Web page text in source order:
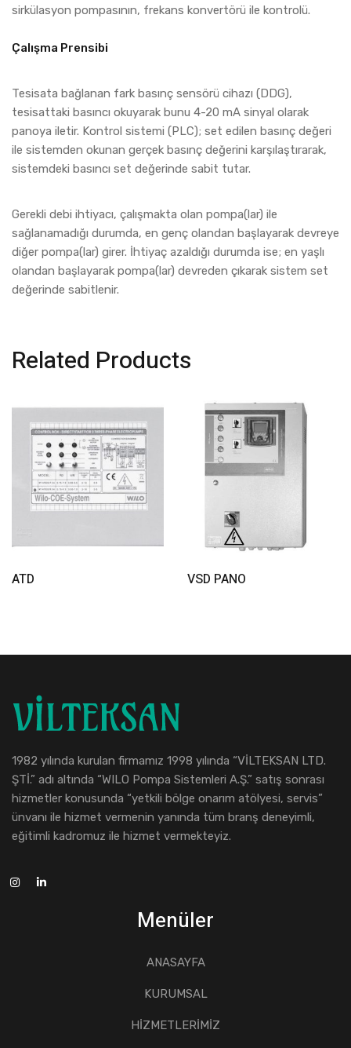
sirkülasyon pompasının, frekans konvertörü ile kontrolü.
Çalışma Prensibi
Tesisata bağlanan fark basınç sensörü cihazı (DDG),
tesisattaki basıncı okuyarak bunu 4-20 mA sinyal olarak
panoya iletir. Kontrol sistemi (PLC); set edilen basınç değeri
ile sistemden okunan gerçek basınç değerini karşılaştırarak,
sistemdeki basıncı set değerinde sabit tutar.
Gerekli debi ihtiyacı, çalışmakta olan pompa(lar) ile
sağlanamadığı durumda, en genç olandan başlayarak devreye
diğer pompa(lar) girer. İhtiyaç azaldığı durumda ise; en yaşlı
olandan başlayarak pompa(lar) devreden çıkarak sistem set
değerinde sabitlenir.
Related Products
ATD Read More
VSD PANO
1982 yılında kurulan firmamız 1998 yılında “VİLTEKSAN LTD.
ŞTİ.” adı altında “WILO Pompa Sistemleri A.Ş.” satış sonrası
hizmetler konusunda “yetkili bölge onarım atölyesi, servis”
ünvanı ile hizmet vermenin yanında tüm branş deneyimli,
eğitimli kadromuz ile hizmet vermekteyiz.
Menüler
ANASAYFA
KURUMSAL
HİZMETLERİMİZ